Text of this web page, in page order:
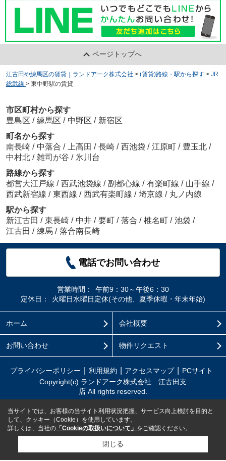
ページトップへ
江古田や練馬区の賃貸｜ランドアーク株式会社 > (賃貸)路線・駅から探す > JR
総武線 > 東中野駅の賃貸
市区町村から探す
豊島区 / 練馬区 / 中野区 / 新宿区
町名から探す
南長崎 / 中落合 / 上高田 / 長崎 / 西池袋 / 江原町 / 豊玉北 /
中村北 / 雑司が谷 / 氷川台
路線から探す
都営大江戸線 / 西武池袋線 / 副都心線 / 有楽町線 / 山手線 /
西武新宿線 / 東西線 / 西武有楽町線 / 埼京線 / 丸ノ内線
駅から探す
新江古田 / 東長崎 / 中井 / 要町 / 落合 / 椎名町 / 池袋 /
江古田 / 練馬 / 落合南長崎
電話でお問い合わせ
営業時間：
午前9：30～午後6：30
定休日：
火曜日水曜日定休(その他、夏季休暇・年末年始)
ホーム 会社概要
お問い合わせ 物件リクエスト
プライバシーポリシー 利用規約 アクセスマップ
PCサイト
Copyright(c) ランドアーク株式会社 江古田支
店 All rights reserved.
当サイトでは、お客様の当サイト利用状況把握、サービス向上検討を目的と
して、クッキー（Cookie）を使用しています。
詳しくは、当社の 「Cookieの取扱いについて」 をご確認ください。
閉じる